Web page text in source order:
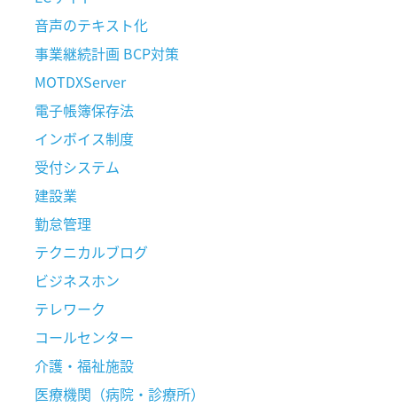
音声のテキスト化
事業継続計画 BCP対策
MOTDXServer
電子帳簿保存法
インボイス制度
受付システム
建設業
勤怠管理
テクニカルブログ
ビジネスホン
テレワーク
コールセンター
介護・福祉施設
医療機関（病院・診療所）